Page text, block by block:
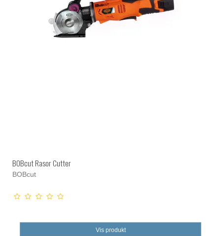
BOBcut Rasor Cutter
BOBcut
Vis produkt